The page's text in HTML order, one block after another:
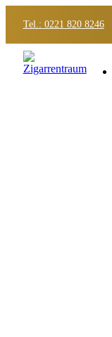
Tel.: 0221 820 8246